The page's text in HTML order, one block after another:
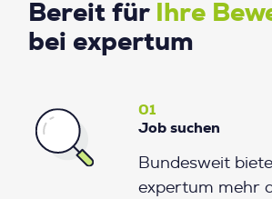
Bereit für
Ihre
bei expertum
01
Job suchen
Bundesweit
expertum mehr